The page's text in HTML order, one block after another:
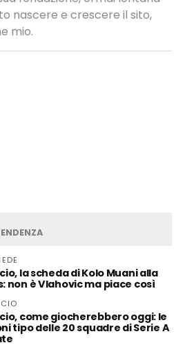
nascere e crescere il sito,
mio.
la scheda di Kolo Muani alla
non è Vlahovic ma piace così
come giocherebbero oggi: le
tipo delle 20 squadre di Serie A